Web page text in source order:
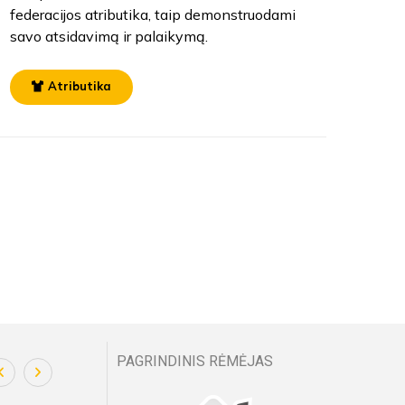
federacijos atributika, taip demonstruodami
savo atsidavimą ir palaikymą.
Atributika
PAGRINDINIS RĖMĖJAS